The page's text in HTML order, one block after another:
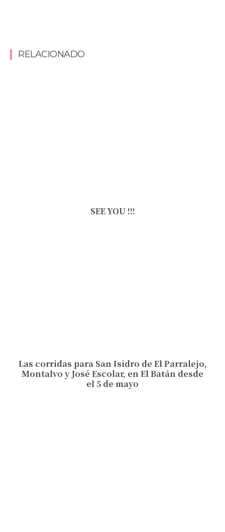
RELACIONADO
SEE YOU !!!
Las corridas para San Isidro de El Parralejo,
Montalvo y José Escolar, en El Batán desde
el 5 de mayo